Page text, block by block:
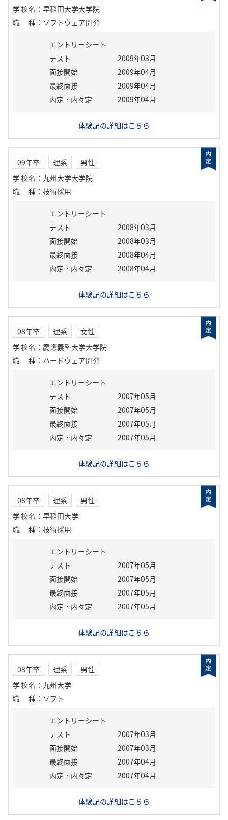
学校名 ： 早稲田大学大学院
職種 ： ソフトウェア開発
エントリーシート
テスト
2009年03月
面接開始
2009年04月
最終面接
2009年04月
内定・内々定
2009年04月
体験記の詳細はこちら
09年卒 理系
男性
学校名 ： 九州大学大学院
職種 ： 技術採用
エントリーシート
テスト
2008年03月
面接開始
2008年03月
最終面接
2008年04月
内定・内々定
2008年04月
体験記の詳細はこちら
08年卒 理系
女性
学校名 ： 慶應義塾大学大学院
職種 ： ハードウェア開発
エントリーシート
テスト
2007年05月
面接開始
2007年05月
最終面接
2007年05月
内定・内々定
2007年05月
体験記の詳細はこちら
08年卒 理系
男性
学校名 ： 早稲田大学
職種 ： 技術採用
エントリーシート
テスト
2007年05月
面接開始
2007年05月
最終面接
2007年05月
内定・内々定
2007年05月
体験記の詳細はこちら
08年卒 理系
男性
学校名 ： 九州大学
職種 ： ソフト
エントリーシート
テスト
2007年03月
面接開始
2007年03月
最終面接
2007年04月
内定・内々定
2007年04月
体験記の詳細はこちら